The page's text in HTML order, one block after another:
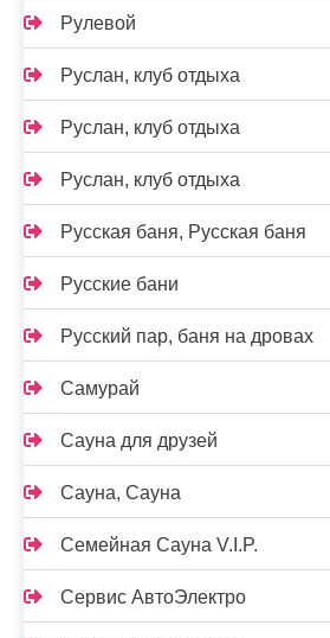
Рулевой
Руслан, клуб отдыха
Руслан, клуб отдыха
Руслан, клуб отдыха
Русская баня, Русская баня
Русские бани
Русский пар, баня на дровах
Самурай
Сауна для друзей
Сауна, Сауна
Семейная Сауна V.I.P.
Сервис АвтоЭлектро